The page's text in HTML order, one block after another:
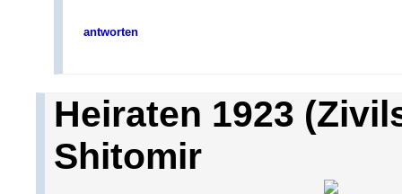
antworten
Heiraten 1923
Shitomir